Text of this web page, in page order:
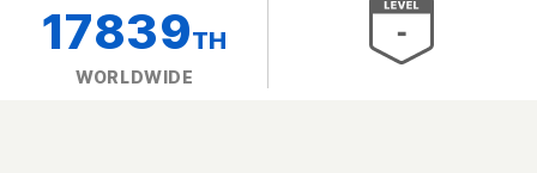
17839TH
WORLDWIDE